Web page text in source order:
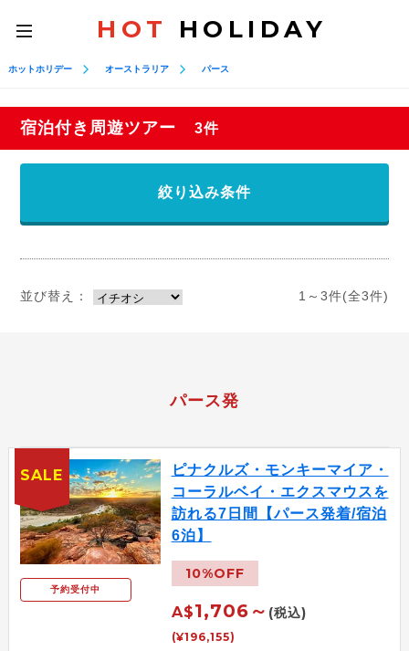
toggle
navigation
HOT HOLIDAY
ホットホリデー オーストラリア パース
宿泊付き周遊ツアー 3件
絞り込み条件
並び替え： 1～3件(全3件)
パース発
予約受付中
ピナクルズ・モンキーマイア・
コーラルベイ・エクスマウスを
訪れる7日間【パース発着/宿泊
6泊】
10%OFF
A$1,706～ (税込)
(¥196,155)
SALE